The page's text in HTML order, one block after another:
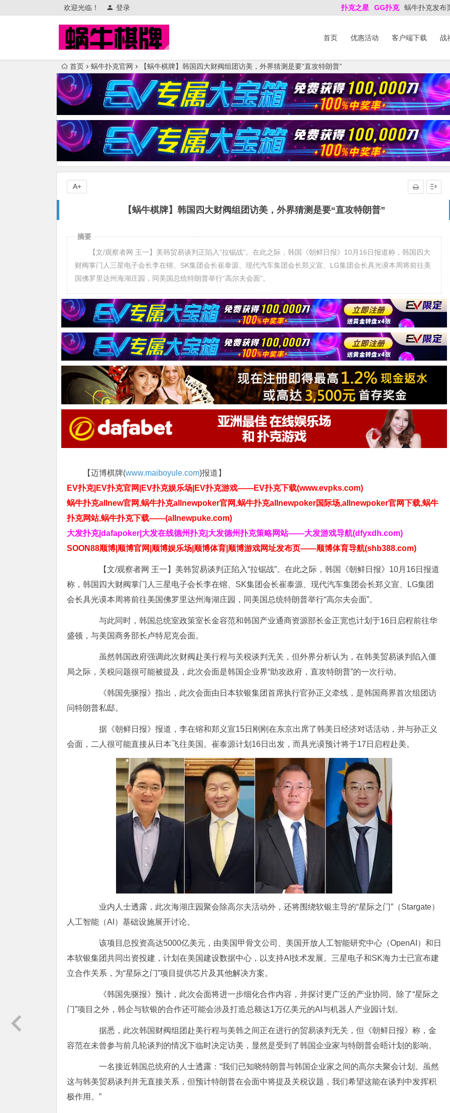
欢迎光临！ 登录 扑克之星 GG扑克 蜗牛扑克发布
首页 优惠活动 客户端下载 战
首页 蜗牛扑克官网 【蜗牛棋牌】韩国四大财阀组团访美，外界猜测是要“直攻特朗普”
【蜗牛棋牌】韩国四大财阀组团访美，外界猜测是要“直攻特朗普”
A+
摘要
【文/观察者网 王一】美韩贸易谈判正陷入“拉锯战”。在此之际，韩国《朝鲜日报》10月16日报道称，韩国四大
财阀掌门人三星电子会长李在镕、SK集团会长崔泰源、现代汽车集团会长郑义宣、LG集团会长具光谟本周将前往美
国佛罗里达州海湖庄园，同美国总统特朗普举行“高尔夫会面”。
【迈博棋牌(www.maiboyule.com)报道】
EV扑克|EV扑克官网|EV扑克娱乐场|EV扑克游戏——EV扑克下载(www.evpks.com)
蜗牛扑克allnew官网,蜗牛扑克allnewpoker官网,蜗牛扑克allnewpoker国际场,allnewpoker官网下载,蜗牛
扑克网站,蜗牛扑克下载——(allnewpuke.com)
大发扑克|dafapoker|大发在线德州扑克|大发德州扑克策略网站——大发游戏导航(dfyxdh.com)
SOON88顺博|顺博官网|顺博娱乐场|顺博体育|顺博游戏网址发布页——顺博体育导航(shb388.com)
【文/观察者网 王一】美韩贸易谈判正陷入“拉锯战”。在此之际，韩国《朝鲜日报》10月16日报道
称，韩国四大财阀掌门人三星电子会长李在镕、SK集团会长崔泰源、现代汽车集团会长郑义宣、LG集团
会长具光谟本周将前往美国佛罗里达州海湖庄园，同美国总统特朗普举行“高尔夫会面”。
与此同时，韩国总统室政策室长金容范和韩国产业通商资源部长金正宽也计划于16日启程前往华
盛顿，与美国商务部长卢特尼克会面。
虽然韩国政府强调此次财阀赴美行程与关税谈判无关，但外界分析认为，在韩美贸易谈判陷入僵
局之际，关税问题很可能被提及，此次会面是韩国企业界“助攻政府，直攻特朗普”的一次行动。
《韩国先驱报》指出，此次会面由日本软银集团首席执行官孙正义牵线，是韩国商界首次组团访
问特朗普私邸。
据《朝鲜日报》报道，李在镕和郑义宣15日刚刚在东京出席了韩美日经济对话活动，并与孙正义
会面，二人很可能直接从日本飞往美国。崔泰源计划16日出发，而具光谟预计将于17日启程赴美。
业内人士透露，此次海湖庄园聚会除高尔夫活动外，还将围绕软银主导的“星际之门”（Stargate）
人工智能（AI）基础设施展开讨论。
该项目总投资高达5000亿美元，由美国甲骨文公司、美国开放人工智能研究中心（OpenAI）和日
本软银集团共同出资投建，计划在美国建设数据中心，以支持AI技术发展。三星电子和SK海力士已宣布建
立合作关系，为“星际之门”项目提供芯片及其他解决方案。
《韩国先驱报》预计，此次会面将进一步细化合作内容，并探讨更广泛的产业协同。除了“星际之
门”项目之外，韩企与软银的合作还可能会涉及打造总额达1万亿美元的AI与机器人产业园计划。
据悉，此次韩国财阀组团赴美行程与美韩之间正在进行的贸易谈判无关，但《朝鲜日报》称，金
容范在未曾参与前几轮谈判的情况下临时决定访美，显然是受到了韩国企业家与特朗普会晤计划的影响。
一名接近韩国总统府的人士透露：“我们已知晓特朗普与韩国企业家之间的高尔夫聚会计划。虽然
这与韩美贸易谈判并无直接关系，但预计特朗普在会面中将提及关税议题，我们希望这能在谈判中发挥积
极作用。”